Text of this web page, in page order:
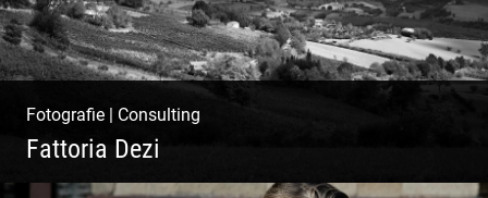
Fotografie Consulting
Fattoria Dezi